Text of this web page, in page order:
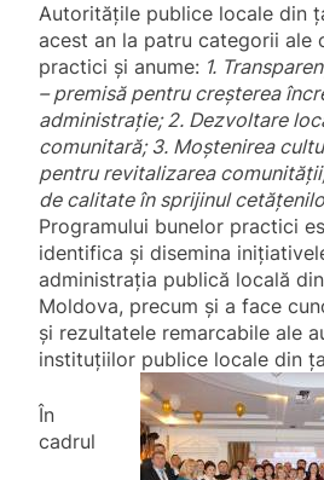
Autoritățile publice locale din
acest an la patru categorii ale
practici și anume: 1.
– premisă pentru creșterea
administrație; 2. Dezvoltare
comunitară; 3. Moștenirea
pentru revitalizarea
de calitate în sprijinul
Programului bunelor practici
identifica și disemina
administrația publică locală
Moldova, precum și a face
și rezultatele remarcabile ale
instituțiilor publice locale din
În
cadrul